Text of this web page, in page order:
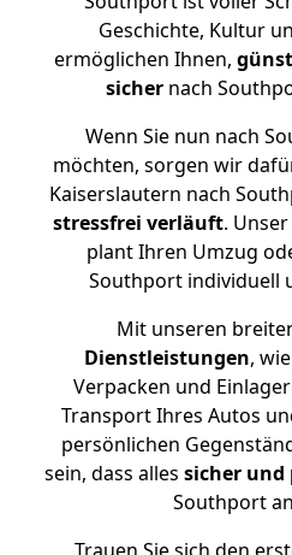
Geschichte, Kultur
ermöglichen Ihnen,
sicher nach
Wenn Sie nun nach
möchten, sorgen wir
Kaiserslautern nach
stressfrei verläuft.
plant Ihren Umzug
Southport individuell
Mit unseren
Dienstleistungen,
Verpacken und
Transport Ihres Autos
persönlichen
sein, dass alles sicher
Southport